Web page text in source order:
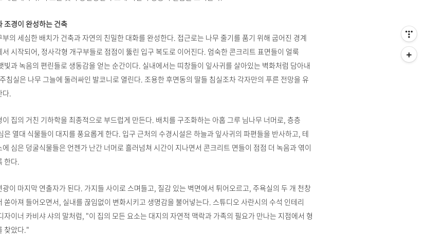
조경이 완성하는 건축
부의 세심한 배치가 건축과 자연의 친밀한 대화를 완성한다. 접근로는 나무 줄기를 품기 위해 굽어진 경계
서 시작되어, 정사각형 개구부들로 점점이 뚫린 입구 복도로 이어진다. 엄숙한 콘크리트 표면들이 얼룩
빛과 녹음의 편린들로 생동감을 얻는 순간이다. 실내에서는 띠창들이 잎사귀를 살아있는 벽화처럼 담아내
침실은 나무 그늘에 둘러싸인 발코니로 열린다. 조용한 후면동의 딸들 침실조차 각자만의 푸른 전망을 유
.
이 집의 거친 기하학을 최종적으로 부드럽게 만든다. 배치를 구조화하는 아홉 그루 님나무 너머로, 층층
은 열대 식물들이 대지를 풍요롭게 한다. 입구 근처의 수경시설은 하늘과 잎사귀의 파편들을 반사하고, 테
에 심은 덩굴식물들은 언젠가 난간 너머로 흘러넘쳐 시간이 지나면서 콘크리트 면들이 점점 더 녹음과 엮이
한다.
광이 마지막 연출자가 된다. 가지들 사이로 스며들고, 질감 있는 벽면에서 튀어오르고, 주욕실의 두 개 천창
쏟아져 들어오면서, 실내를 끊임없이 변화시키고 생명감을 불어넣는다. 스튜디오 사란시의 수석 인테리
자이너 카비샤 샤의 말처럼, "이 집의 모든 요소는 대지의 자연적 맥락과 가족의 필요가 만나는 지점에서 형
찾았다."